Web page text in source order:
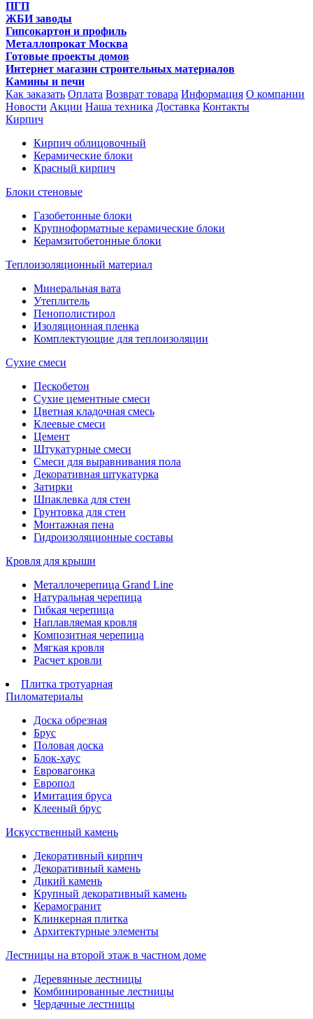
ПГП
ЖБИ заводы
Гипсокартон и профиль
Металлопрокат Москва
Готовые проекты домов
Интернет магазин строительных материалов
Камины и печи
Как заказать Оплата Возврат товара Информация О компании
Новости Акции Наша техника Доставка Контакты
Кирпич
Кирпич облицовочный
Керамические блоки
Красный кирпич
Блоки стеновые
Газобетонные блоки
Крупноформатные керамические блоки
Керамзитобетонные блоки
Теплоизоляционный материал
Минеральная вата
Утеплитель
Пенополистирол
Изоляционная пленка
Комплектующие для теплоизоляции
Сухие смеси
Пескобетон
Сухие цементные смеси
Цветная кладочная смесь
Клеевые смеси
Цемент
Штукатурные смеси
Смеси для выравнивания пола
Декоративная штукатурка
Затирки
Шпаклевка для стен
Грунтовка для стен
Монтажная пена
Гидроизоляционные составы
Кровля для крыши
Металлочерепица Grand Line
Натуральная черепица
Гибкая черепица
Наплавляемая кровля
Композитная черепица
Мягкая кровля
Расчет кровли
Плитка тротуарная
Пиломатериалы
Доска обрезная
Брус
Половая доска
Блок-хаус
Евровагонка
Европол
Имитация бруса
Клееный брус
Искусственный камень
Декоративный кирпич
Декоративный камень
Дикий камень
Крупный декоративный камень
Керамогранит
Клинкерная плитка
Архитектурные элементы
Лестницы на второй этаж в частном доме
Деревянные лестницы
Комбинированные лестницы
Чердачные лестницы